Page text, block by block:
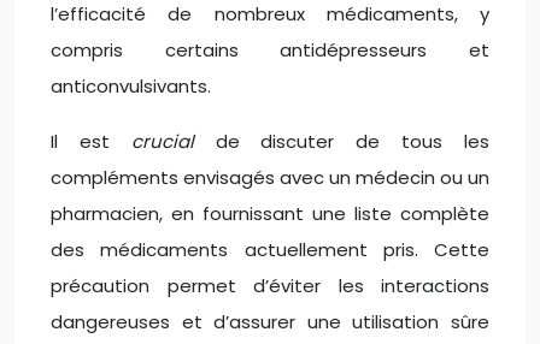
l’efficacité de nombreux médicaments, y
compris certains antidépresseurs et
anticonvulsivants.
Il est crucial de discuter de tous les
compléments envisagés avec un médecin ou un
pharmacien, en fournissant une liste complète
des médicaments actuellement pris. Cette
précaution permet d’éviter les interactions
dangereuses et d’assurer une utilisation sûre